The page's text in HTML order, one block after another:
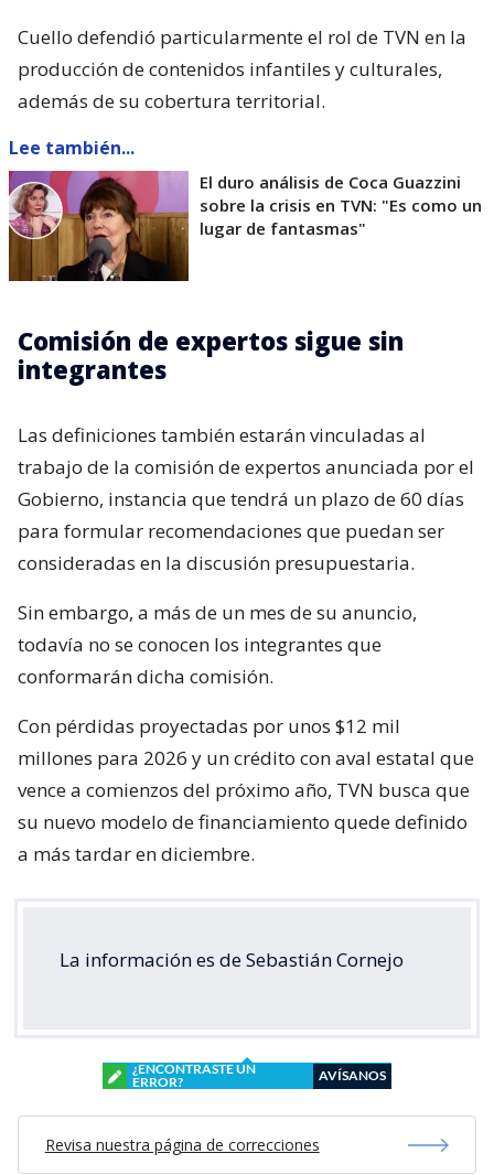
Cuello defendió particularmente el rol de TVN en la
producción de contenidos infantiles y culturales,
además de su cobertura territorial.
Lee también...
El duro análisis de Coca Guazzini
sobre la crisis en TVN: "Es como un
lugar de fantasmas"
Comisión de expertos sigue sin
integrantes
Las definiciones también estarán vinculadas al
trabajo de la comisión de expertos anunciada por el
Gobierno, instancia que tendrá un plazo de 60 días
para formular recomendaciones que puedan ser
consideradas en la discusión presupuestaria.
Sin embargo, a más de un mes de su anuncio,
todavía no se conocen los integrantes que
conformarán dicha comisión.
Con pérdidas proyectadas por unos $12 mil
millones para 2026 y un crédito con aval estatal que
vence a comienzos del próximo año, TVN busca que
su nuevo modelo de financiamiento quede definido
a más tardar en diciembre.
La información es de Sebastián Cornejo
¿ENCONTRASTE UN
ERROR?
AVÍSANOS
Revisa nuestra página de correcciones